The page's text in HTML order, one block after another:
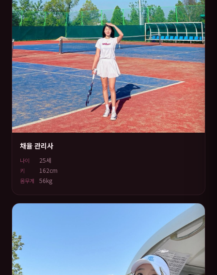
채율 관리사
나이 25세
키 162cm
몸무게 56kg